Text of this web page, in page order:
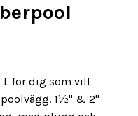
L för dig som vill
1½" & 2"